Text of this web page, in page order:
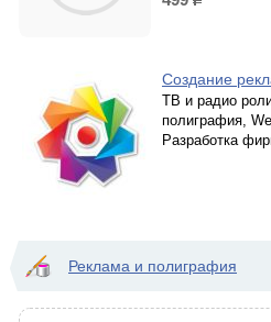
р.
Создание
ТВ и радио
полиграфия,
Разработка
Реклама и полиграфия